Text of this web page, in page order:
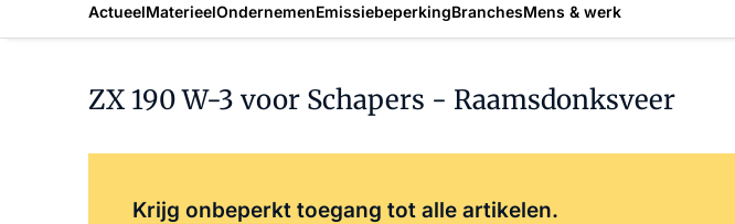
ActueelMaterieelOndernemenEmissiebeperkingBranchesMens & werk
ZX 190 W-3 voor Schapers - Raamsdonksveer
Krijg onbeperkt toegang tot alle artikelen.